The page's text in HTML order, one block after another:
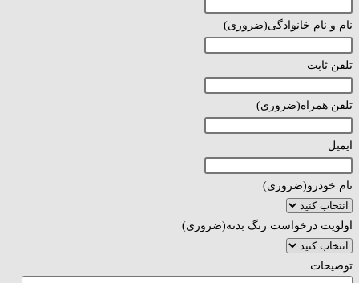
نام و نام خانوادگی(ضروری)
تلفن ثابت
تلفن همراه(ضروری)
ایمیل
نام خودرو(ضروری)
اولویت درخواست رنگ بدنه(ضروری)
توضیحات